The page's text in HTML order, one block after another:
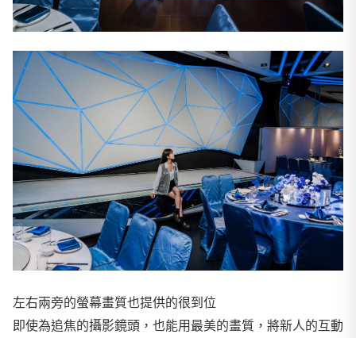
左右兩旁的螢幕畫質也提供的很到位
即使為追焦的攝影鏡頭，也能用最美的畫質，將新人的互動